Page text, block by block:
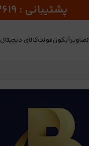
پشتیبانی : 02166102619 - 09366119082
تصاویرآیکونفونتکالای دیجیتال